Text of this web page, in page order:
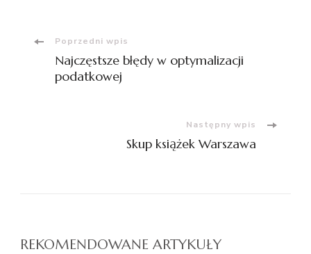
Nawigacja
wpisu
Poprzedni wpis
Najczęstsze błędy w optymalizacji
podatkowej
Następny wpis
Skup książek Warszawa
REKOMENDOWANE ARTYKUŁY